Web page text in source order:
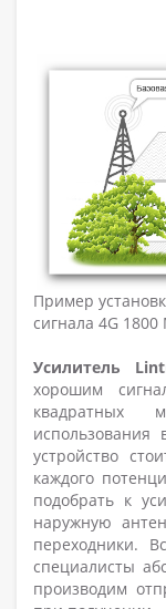
Пример
сигнала 4G
Усилитель
хорошим
квадратных
устройство
каждого
подобрать к
наружную
переходники.
специалисты
производим